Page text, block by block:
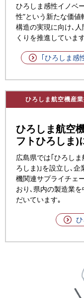
ひろしま感性イノベ
性”という新たな価
構造の実現に向け､
くりを推進していま
｢ひろしま感
ひろしま航空機産
ひろしま航空
フトひろしま)
広島県では｢ひろし
ろしま)｣を設立し､
機関連サプライチェ
おり､県内の製造業
だいています｡